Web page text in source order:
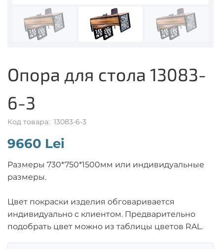
Опора для стола 13083-
6-3
Код товара: 13083-6-3
9660 Lei
Размеры 730*750*1500мм или индивидуальные
размеры.
Цвет покраски изделия обговаривается
индивидуально с клиентом. Предварительно
подобрать цвет можно из таблицы цветов RAL.